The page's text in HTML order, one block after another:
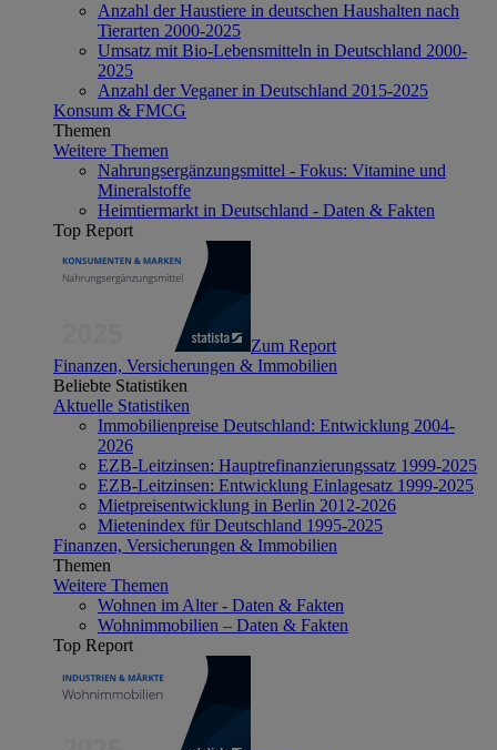
Anzahl der Haustiere in deutschen Haushalten nach
Tierarten 2000-2025
Umsatz mit Bio-Lebensmitteln in Deutschland 2000-
2025
Anzahl der Veganer in Deutschland 2015-2025
Konsum & FMCG
Themen
Weitere Themen
Nahrungsergänzungsmittel - Fokus: Vitamine und
Mineralstoffe
Heimtiermarkt in Deutschland - Daten & Fakten
Top Report
Zum Report
Finanzen, Versicherungen & Immobilien
Beliebte Statistiken
Aktuelle Statistiken
Immobilienpreise Deutschland: Entwicklung 2004-
2026
EZB-Leitzinsen: Hauptrefinanzierungssatz 1999-2025
EZB-Leitzinsen: Entwicklung Einlagesatz 1999-2025
Mietpreisentwicklung in Berlin 2012-2026
Mietenindex für Deutschland 1995-2025
Finanzen, Versicherungen & Immobilien
Themen
Weitere Themen
Wohnen im Alter - Daten & Fakten
Wohnimmobilien – Daten & Fakten
Top Report